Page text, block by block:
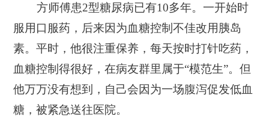
方师傅患2型糖尿病已有10多年。一开始时
服用口服药，后来因为血糖控制不佳改用胰岛
素。平时，他很注重保养，每天按时打针吃药，
血糖控制得很好，在病友群里属于“模范生”。但
他万万没有想到，自己会因为一场腹泻促发低血
糖，被紧急送往医院。